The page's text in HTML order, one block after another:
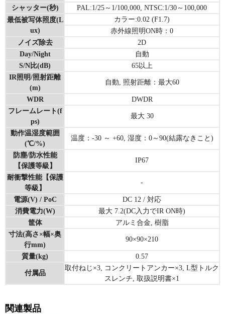
シャッター(秒)
PAL:1/25～1/100,000, NTSC:1/30～100,000
最低被写体照度(L
ux)
カラー:0.02 (F1.7)
赤外線照明ON時：0
ノイズ除去
2D
Day/Night
自動
S/N比(dB)
65以上
IR照明/照射距離
(m)
自動, 照射距離：最大60
WDR
DWDR
フレームレート(f
ps)
最大 30
動作温湿度範囲
(℃/%)
温度：-30 ～ +60, 湿度：0～90(結露なきこと)
防塵/防水性能
【保護等級】
IP67
耐衝撃性能【保護
等級】
-
電源(V) / PoC
DC 12 / 対応
消費電力(W)
最大 7.2(DC入力でIR ON時)
筐体
アルミ合金, 樹脂
寸法(高さ×幅×奥
行mm)
90×90×210
質量(kg) 0.57
付属品
取付ねじ×3, コンクリートアンカー×3, L型トルク
スレンチ, 取扱説明書×1
関連製品